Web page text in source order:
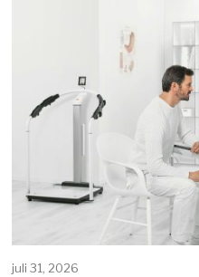
juli 31, 2026